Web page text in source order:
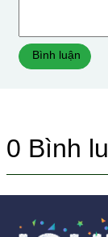
Bình luận
0 Bình